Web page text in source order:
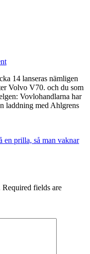
14 lanseras nämligen
Volvo V70. och du som
Vovlohandlarna har
laddning med Ahlgrens
en prilla, så man vaknar
Required fields are